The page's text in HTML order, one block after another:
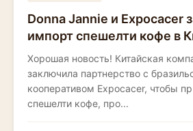
Donna Jannie и Expocacer
импорт спешелти кофе в
Хорошая новость! Китайская
заключила партнерство с
кооперативом Expocacer, чтобы
спешелти кофе, про...